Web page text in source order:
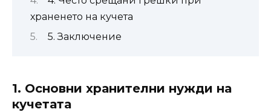
храненето на кучета
5. Заключение
1. Основни хранителни нужди на
кучетата